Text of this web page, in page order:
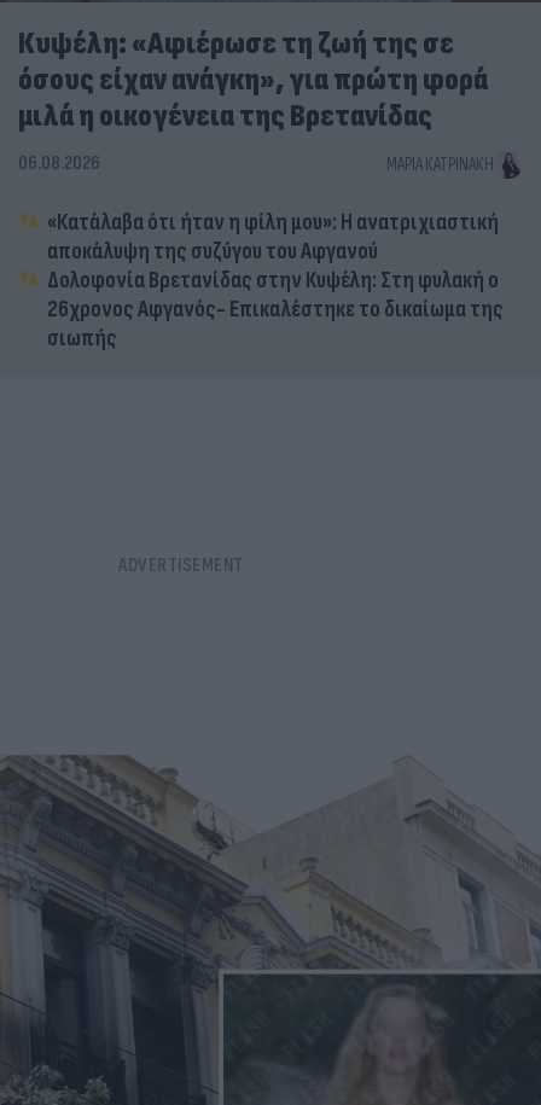
Κυψέλη: «Αφιέρωσε τη ζωή της σε
όσους είχαν ανάγκη», για πρώτη φορά
μιλά η οικογένεια της Βρετανίδας
06.08.2026 ΜΑΡΊΑ ΚΑΤΡΙΝΆΚΗ
«Κατάλαβα ότι ήταν η φίλη μου»: Η ανατριχιαστική
αποκάλυψη της συζύγου του Αφγανού
Δολοφονία Βρετανίδας στην Κυψέλη: Στη φυλακή ο
26χρονος Αφγανός- Επικαλέστηκε το δικαίωμα της
σιωπής